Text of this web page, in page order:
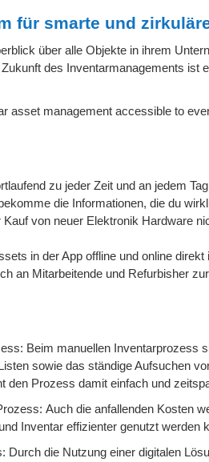
für smarte und
über alle Objekte in ihrem
des Inventarmanagements ist
asset management accessible to
zu jeder Zeit und an jedem
die Informationen, die du
von neuer Elektronik Hardware
in der App offline und online direkt
an Mitarbeitende und Refurbisher
Beim manuellen Inventarprozess
sowie das ständige Aufsuchen
den Prozess damit einfach und
Auch die anfallenden Kosten
Inventar effizienter genutzt werden
Durch die Nutzung einer digitalen